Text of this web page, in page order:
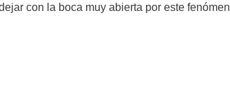
con la boca muy abierta por este